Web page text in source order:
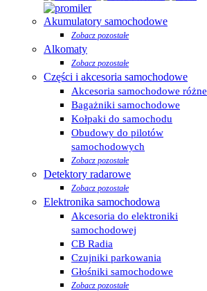
Akumulatory samochodowe
Zobacz pozostałe
Alkomaty
Zobacz pozostałe
Części i akcesoria samochodowe
Akcesoria samochodowe różne
Bagażniki samochodowe
Kołpaki do samochodu
Obudowy do pilotów
samochodowych
Zobacz pozostałe
Detektory radarowe
Zobacz pozostałe
Elektronika samochodowa
Akcesoria do elektroniki
samochodowej
CB Radia
Czujniki parkowania
Głośniki samochodowe
Zobacz pozostałe